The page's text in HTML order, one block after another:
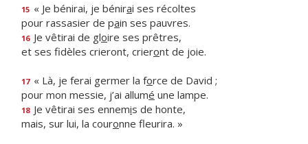
15 « Je bénirai, je bénirai ses récoltes
pour rassasier de pain ses pauvres.
16 Je vêtirai de gloire ses prêtres,
et ses fidèles crieront, crieront de joie.
17 « Là, je ferai germer la force de David ;
pour mon messie, j’ai allumé une lampe.
18 Je vêtirai ses ennemis de honte,
mais, sur lui, la couronne fleurira. »